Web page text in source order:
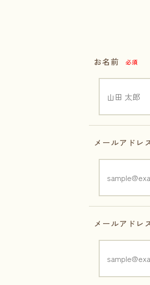
お名前 必須
メールアドレ
メールアドレ